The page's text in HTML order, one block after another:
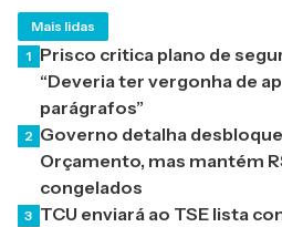
Mais lidas
1 Prisco critica plano de
“Deveria ter vergonha de
parágrafos”
2 Governo detalha
Orçamento, mas mantém
congelados
3 TCU enviará ao TSE lista